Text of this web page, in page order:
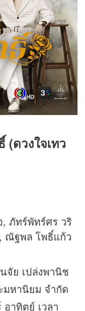
(ดวงใจเทว
ภัทร์พัทร์ศร วริ
ณัฐพล โพธิ์แก้ว
จัย เปล่งพานิช
มหานิยม จำกัด
าทิตย์ เวลา